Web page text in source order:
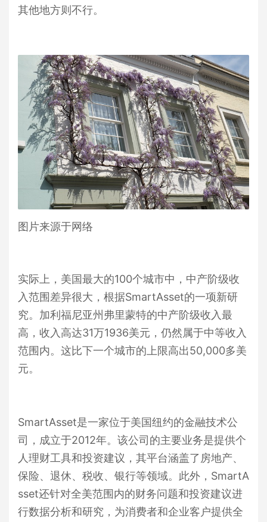
其他地方则不行。
图片来源于网络
实际上，美国最大的100个城市中，中产阶级收
入范围差异很大，根据SmartAsset的一项新研
究。加利福尼亚州弗里蒙特的中产阶级收入最
高，收入高达31万1936美元，仍然属于中等收入
范围内。这比下一个城市的上限高出50,000多美
元。
SmartAsset是一家位于美国纽约的金融技术公
司，成立于2012年。该公司的主要业务是提供个
人理财工具和投资建议，其平台涵盖了房地产、
保险、退休、税收、银行等领域。此外，SmartA
sset还针对全美范围内的财务问题和投资建议进
行数据分析和研究，为消费者和企业客户提供全